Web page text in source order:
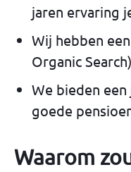
jaren ervaring
Wij hebben
Organic
We bieden
goede
Waarom